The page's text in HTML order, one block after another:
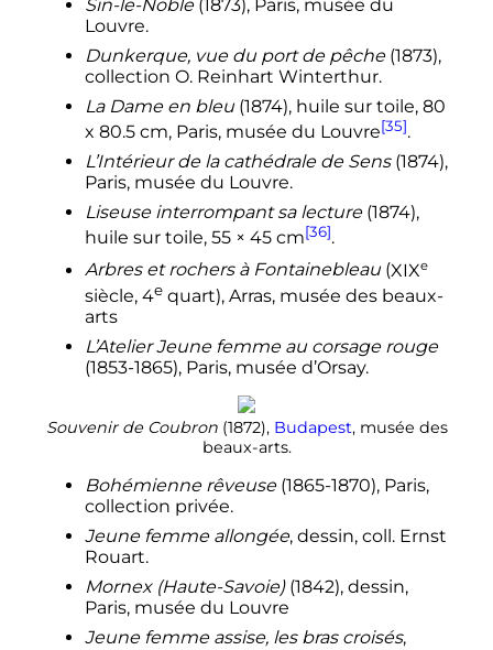
Sin-le-Noble(1873), Paris, musée du
Louvre.
Dunkerque, vue du port de pêche(1873),
collection O. Reinhart Winterthur.
La Dame en bleu(1874), huile sur toile, 80
x 80.5 cm, Paris, musée du Louvre[35].
L’Intérieur de la cathédrale de Sens(1874),
Paris, musée du Louvre.
Liseuse interrompant sa lecture(1874),
huile sur toile, 55 × 45 cm[36].
Arbres et rochers à Fontainebleau(XIXe
siècle, 4e quart), Arras, musée des beaux-
arts
L’Atelier Jeune femme au corsage rouge
(1853-1865), Paris, musée d’Orsay.
Souvenir de Coubron(1872), Budapest, musée des
beaux-arts.
Bohémienne rêveuse(1865-1870), Paris,
collection privée.
Jeune femme allongée, dessin, coll. Ernst
Rouart.
Mornex (Haute-Savoie)(1842), dessin,
Paris, musée du Louvre
Jeune femme assise, les bras croisés,